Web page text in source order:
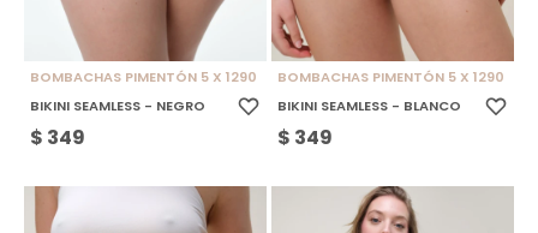
BOMBACHAS PIMENTÓN 5 X 1290
BIKINI SEAMLESS - NEGRO
$ 349
BOMBACHAS PIMENTÓN 5 X 1290
BIKINI SEAMLESS - BLANCO
$ 349